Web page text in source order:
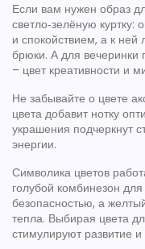
Если вам нужен образ
светло‑зелёную куртку:
и спокойствием, а к
брюки. А для
– цвет креативности и
Не забывайте о цвете
цвета добавит нотку
украшения подчеркнут
энергии.
Символика цветов
голубой комбинезон
безопасностью, а
тепла. Выбирая цвета
стимулируют развитие